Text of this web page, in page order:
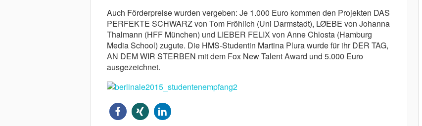
Auch Förderpreise wurden vergeben: Je 1.000 Euro kommen den Projekten DAS
PERFEKTE SCHWARZ von Tom Fröhlich (Uni Darmstadt), LØEBE von Johanna
Thalmann (HFF München) und LIEBER FELIX von Anne Chlosta (Hamburg
Media School) zugute. Die HMS-Studentin Martina Plura wurde für ihr DER TAG,
AN DEM WIR STERBEN mit dem Fox New Talent Award und 5.000 Euro
ausgezeichnet.